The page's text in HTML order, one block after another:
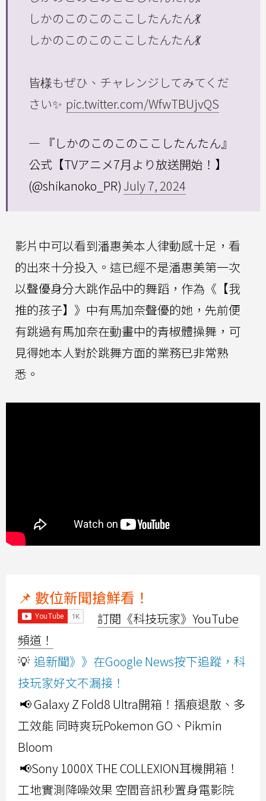
しかのこのこのここしたんたん💃
しかのこのこのここしたんたん💃
皆様もぜひ、チャレンジしてみてくだ
さい✨ pic.twitter.com/WfwTBUjvQS
— 『しかのこのこのここしたんたん』
公式【TVアニメ7月より放送開始！】
(@shikanoko_PR) July 7, 2024
影片中可以看到潘惠美本人律動感十足，看
的出來十分投入。這已經不是潘惠美第一次
以聲優身分大跳作品中的舞蹈，作為《【我
推的孩子】》中有馬加奈聲優的她，先前便
有跳過有馬加奈在動畫中的青椒體操舞，可
見得她本人對於跳舞方面的業務已非常熟
悉。
📌 數位新聞搶鮮看！
訂閱《科技玩家》YouTube
頻道！
💡 追新聞》》在Google News按下追蹤，科
技玩家好文不漏接！
📢 Galaxy Z Fold8 Ultra開箱！摺痕退散、多
工效能 同時爽玩Pokemon GO、Pikmin
Bloom
📢Sony 1000X THE COLLEXION耳機開箱！
工地實測降噪效果 空間音訊秒置身電影院